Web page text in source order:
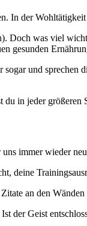
In der
Doch was viel
gesunden
und sprechen
in jeder
immer wieder
deine
an den
der Geist